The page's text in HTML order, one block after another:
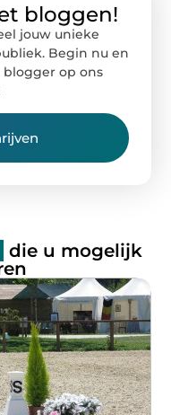
bloggen!
jouw unieke
Begin nu en
op ons
die u mogelijk